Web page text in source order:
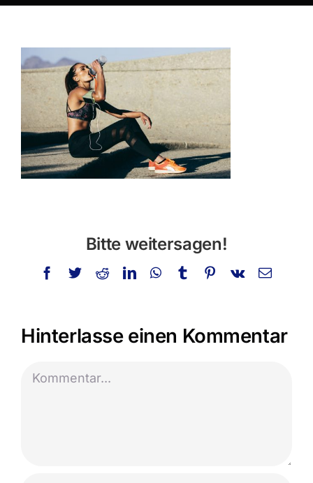
Privatstunden
Schminken
Info
Kontakt
Bitte weitersagen!
Facebook
TwitterRedditLinkedInWhatsApp
TumblrPinterest
Vk
E-
Hinterlasse einen Kommentar